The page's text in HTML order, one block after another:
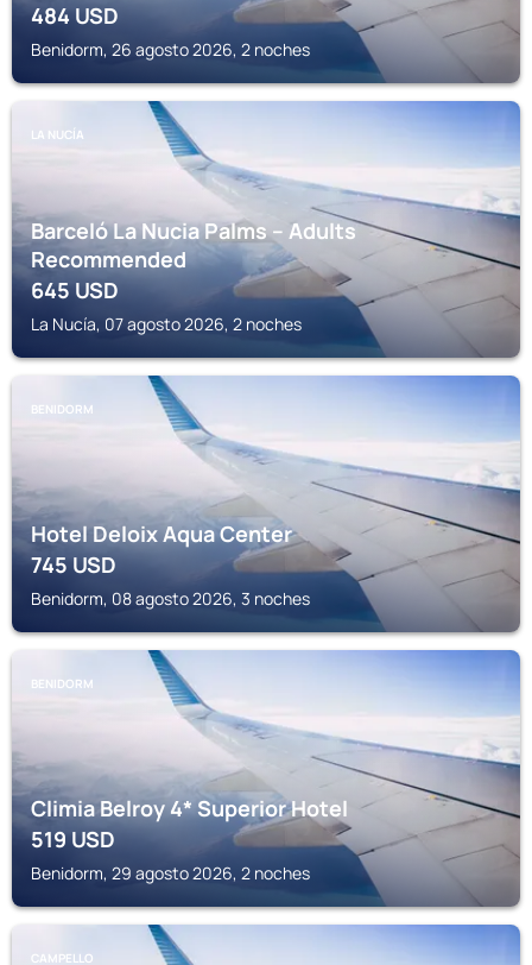
484USD
Benidorm, 26 agosto 2026, 2 noches
LA NUCÍA
Barceló La Nucia Palms – Adults
Recommended
645USD
La Nucía, 07 agosto 2026, 2 noches
BENIDORM
Hotel Deloix Aqua Center
745USD
Benidorm, 08 agosto 2026, 3 noches
BENIDORM
Climia Belroy 4* Superior Hotel
519USD
Benidorm, 29 agosto 2026, 2 noches
CAMPELLO